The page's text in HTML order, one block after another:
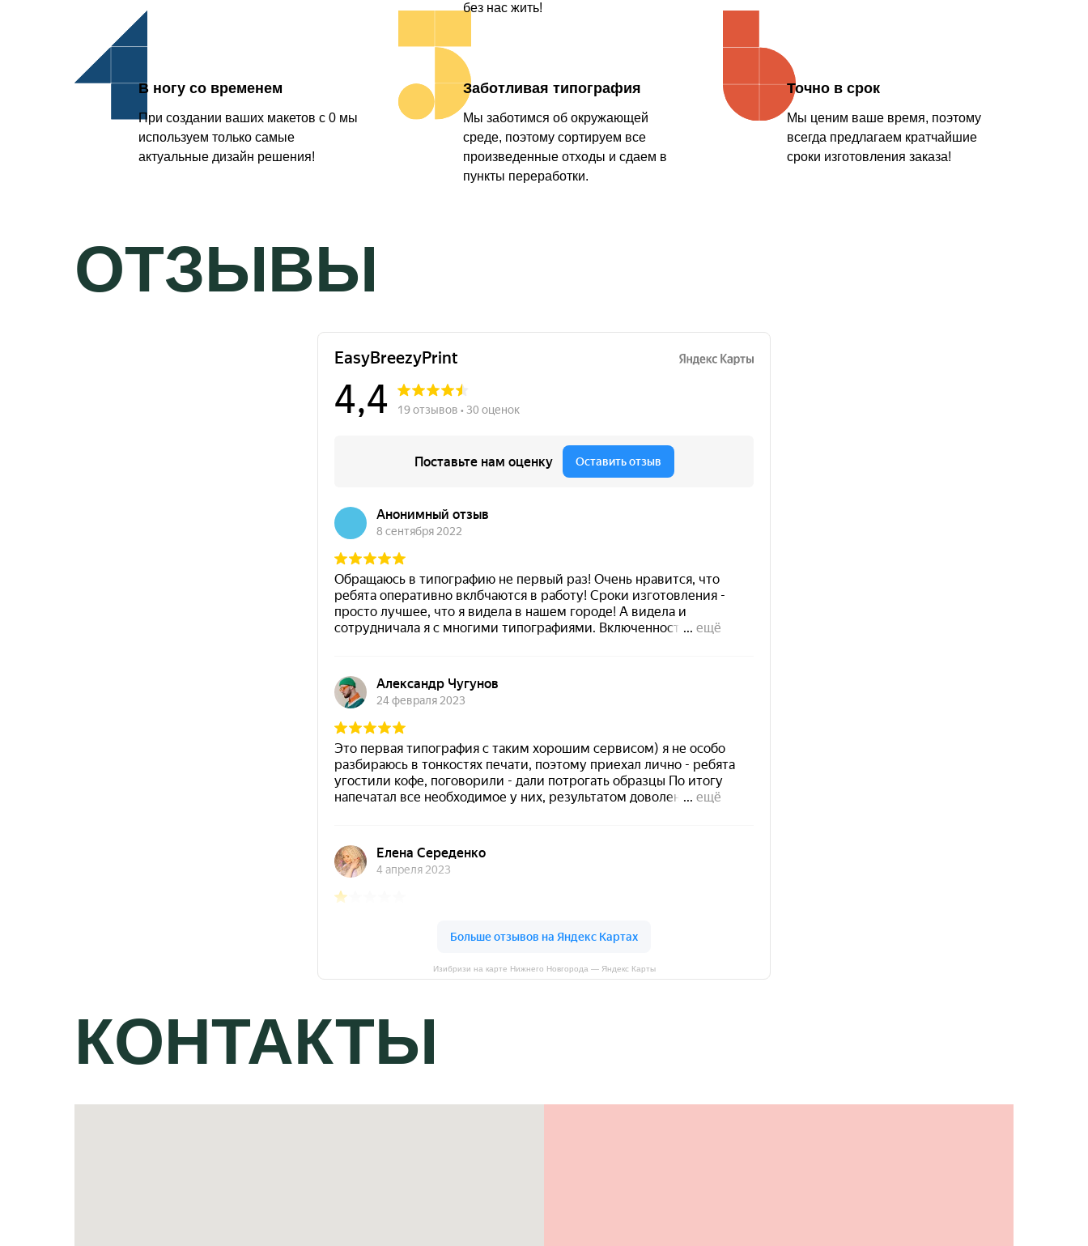
без нас жить!
При создании ваших макетов с 0 мы
используем только самые
актуальные дизайн решения!
В ногу со временем
Мы заботимся об окружающей
среде, поэтому сортируем все
произведенные отходы и сдаем в
пункты переработки.
Заботливая типография
Мы ценим ваше время, поэтому
всегда предлагаем кратчайшие
сроки изготовления заказа!
Точно в срок
ОТЗЫВЫ
Изибризи на карте Нижнего Новгорода — Яндекс Карты
КОНТАКТЫ